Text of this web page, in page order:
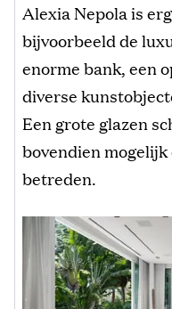
Alexia Nepola is
bijvoorbeeld de
enorme bank, een
diverse
Een grote glazen
bovendien
betreden.